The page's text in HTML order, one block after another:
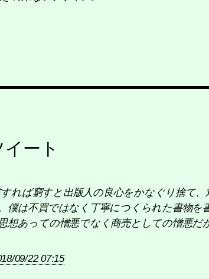
ート
すれば窮すと出版人の良心をかなぐり捨て
僕は不買ではなく丁寧につくられた書物を
想あっての憎悪でなく商売としての憎悪
09/22 07:15